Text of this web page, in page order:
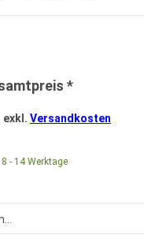
exkl. Versandkosten
8 - 14 Werktage